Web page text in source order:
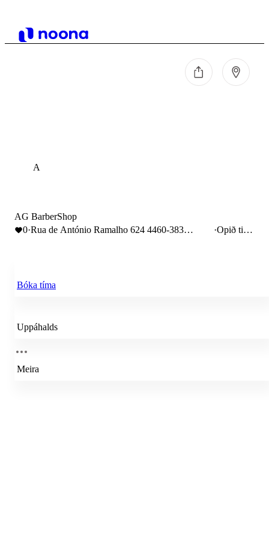
A
AG BarberShop
0·Rua de António Ramalho 624 4460-383
·Opið til
Bóka tíma
Uppáhalds
Meira